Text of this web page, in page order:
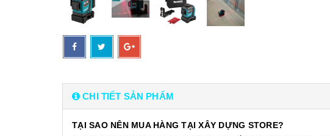
CHI TIẾT SẢN PHẨM
TẠI SAO NÊN MUA HÀNG TẠI XÂY DỰNG STORE?